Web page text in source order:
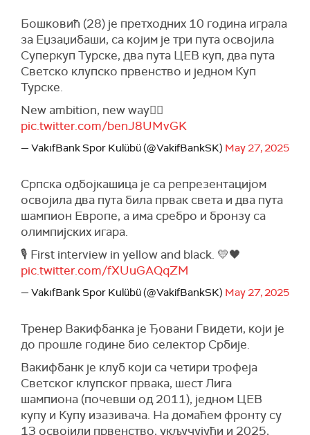
Бошковић (28) је претходних 10 година играла
за Еџзаџибаши, са којим је три пута освојила
Суперкуп Турске, два пута ЦЕВ куп, два пута
Светско клупско првенство и једном Куп
Турске.
New ambition, new way✍🏻
pic.twitter.com/benJ8UMvGK
— VakıfBank Spor Kulübü (@VakifBankSK) May 27, 2025
Српска одбојкашица је са репрезентацијом
освојила два пута била првак света и два пута
шампион Европе, а има сребро и бронзу са
олимпијских игара.
🎙️ First interview in yellow and black. 💛🖤
pic.twitter.com/fXUuGAQqZM
— VakıfBank Spor Kulübü (@VakifBankSK) May 27, 2025
Тренер Вакифбанка је Ђовани Гвидети, који је
до прошле године био селектор Србије.
Вакифбанк је клуб који са четири трофеја
Светског клупског првака, шест Лига
шампиона (почевши од 2011), једном ЦЕВ
купу и Купу изазивача. На домаћем фронту су
13 освојили првенство, укључујући и 2025,